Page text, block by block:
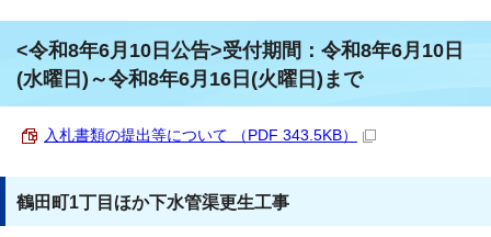
<令和8年6月10日公告>受付期間：令和8年6月10日
(水曜日)～令和8年6月16日(火曜日)まで
入札書類の提出等について （PDF 343.5KB）
鶴田町1丁目ほか下水管渠更生工事